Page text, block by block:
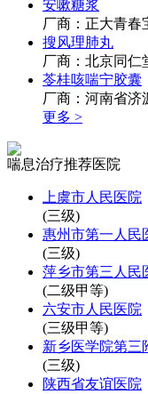
安嗽糖浆
厂商：正大青春
搜风理肺丸
厂商：北京同仁
苓桂咳喘宁胶囊
厂商：河南省济
更多 >
喘息治疗推荐医院
上虞市人民医院
(三级)
惠州市第一人民
(三级)
萍乡市第三人民
(二级甲等)
六安市人民医院
(三级甲等)
新乡医学院第三
(三级)
陕西省友谊医院